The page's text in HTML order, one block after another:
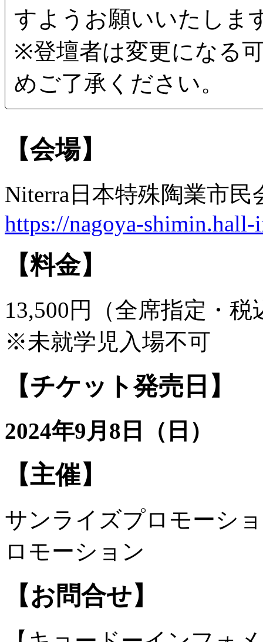
すようお願いいたしま
※登壇者は変更になる
めご了承ください。
【会場】
Niterra日本特殊陶業市
https://nagoya-
【料金】
13,500円（全席指定・税
※未就学児入場不可
【チケット発売日】
2024年9月8日（日）
【主催】
サンライズプロモーシ
ロモーション
【お問合せ】